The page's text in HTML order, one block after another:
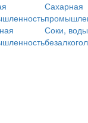
Сахарная
Соки,